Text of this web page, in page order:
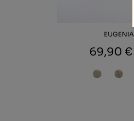
EUGENIA
69,90 €